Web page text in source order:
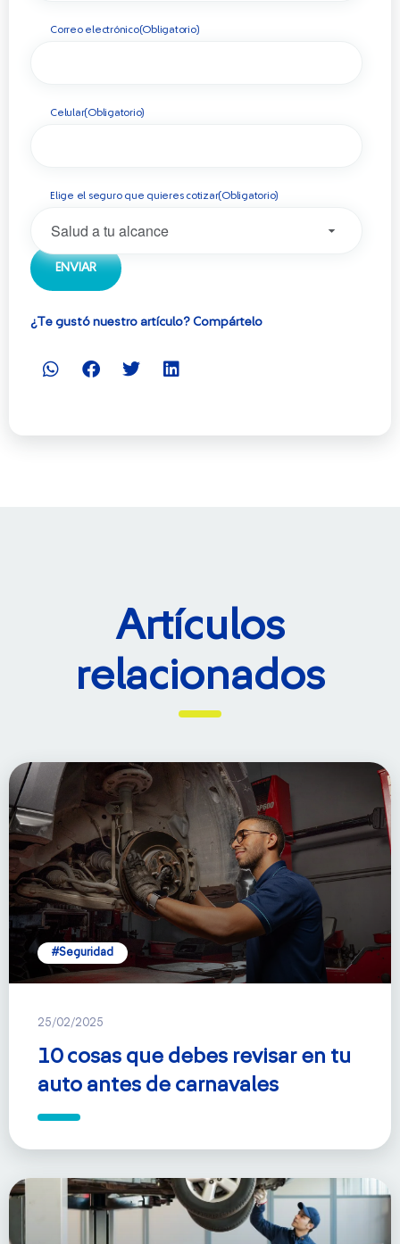
Correo electrónico(Obligatorio)
Celular(Obligatorio)
Elige el seguro que quieres cotizar(Obligatorio)
¿Te gustó nuestro artículo? Compártelo
Artículos
relacionados
#Seguridad
25/02/2025
10 cosas que debes revisar en tu
auto antes de carnavales